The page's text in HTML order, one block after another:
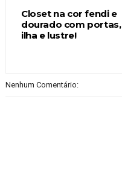
Closet na cor fendi e
dourado com portas,
ilha e lustre!
Nenhum Comentário: